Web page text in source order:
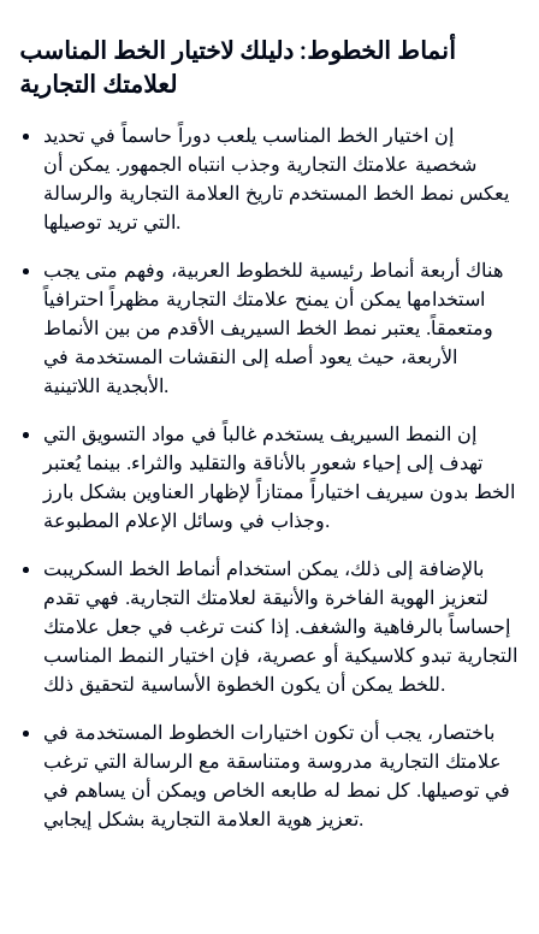
أنماط الخطوط: دليلك لاختيار الخط المناسب
لعلامتك التجارية
إن اختيار الخط المناسب يلعب دوراً حاسماً في تحديد
شخصية علامتك التجارية وجذب انتباه الجمهور. يمكن أن
يعكس نمط الخط المستخدم تاريخ العلامة التجارية والرسالة
التي تريد توصيلها.
هناك أربعة أنماط رئيسية للخطوط العربية، وفهم متى يجب
استخدامها يمكن أن يمنح علامتك التجارية مظهراً احترافياً
ومتعمقاً. يعتبر نمط الخط السيريف الأقدم من بين الأنماط
الأربعة، حيث يعود أصله إلى النقشات المستخدمة في
الأبجدية اللاتينية.
إن النمط السيريف يستخدم غالباً في مواد التسويق التي
تهدف إلى إحياء شعور بالأناقة والتقليد والثراء. بينما يُعتبر
الخط بدون سيريف اختياراً ممتازاً لإظهار العناوين بشكل بارز
وجذاب في وسائل الإعلام المطبوعة.
بالإضافة إلى ذلك، يمكن استخدام أنماط الخط السكريبت
لتعزيز الهوية الفاخرة والأنيقة لعلامتك التجارية. فهي تقدم
إحساساً بالرفاهية والشغف. إذا كنت ترغب في جعل علامتك
التجارية تبدو كلاسيكية أو عصرية، فإن اختيار النمط المناسب
للخط يمكن أن يكون الخطوة الأساسية لتحقيق ذلك.
باختصار، يجب أن تكون اختيارات الخطوط المستخدمة في
علامتك التجارية مدروسة ومتناسقة مع الرسالة التي ترغب
في توصيلها. كل نمط له طابعه الخاص ويمكن أن يساهم في
تعزيز هوية العلامة التجارية بشكل إيجابي.